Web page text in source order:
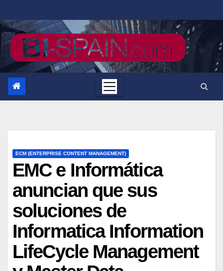
al
contenido
ECM (ENTERPRISE CONTENT MANAGEMENT)
EMC e Informática
anuncian que sus
soluciones de
Informatica Information
LifeCycle Management